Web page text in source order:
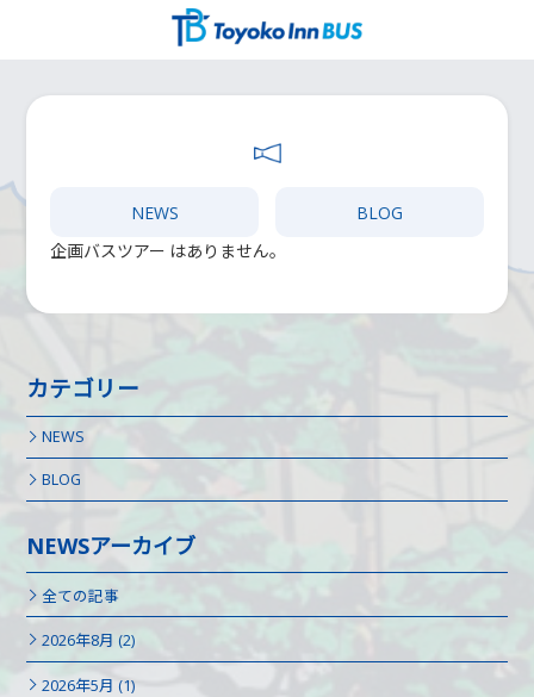
キ
ッ
に
移
NEWS BLOG
企画バスツアー はありません。
カテゴリー
NEWS
BLOG
NEWSアーカイブ
全ての記事
2026年8月 (2)
2026年5月 (1)